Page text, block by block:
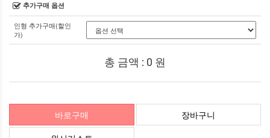
추가구매 옵션
인형 추가구매(할인
가)
총 금액 : 0 원
바로구매
장바구니